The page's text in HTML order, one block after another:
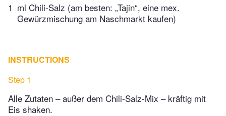
1 ml Chili-Salz (am besten: „Tajin“, eine mex.
Gewürzmischung am Naschmarkt kaufen)
INSTRUCTIONS
Step 1
Alle Zutaten – außer dem Chili-Salz-Mix – kräftig mit
Eis shaken.